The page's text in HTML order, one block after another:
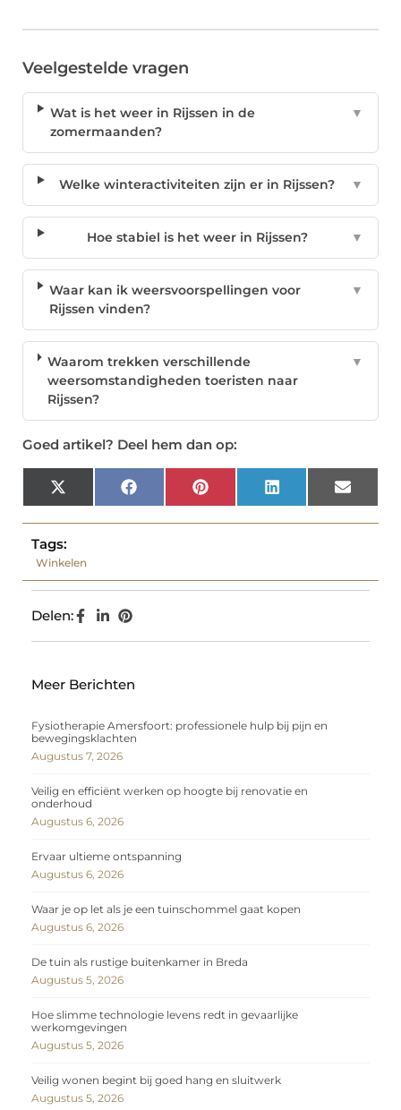
Veelgestelde vragen
Wat is het weer in Rijssen in de
zomermaanden?
▼
Welke winteractiviteiten zijn er in Rijssen? ▼
Hoe stabiel is het weer in Rijssen? ▼
Waar kan ik weersvoorspellingen voor
Rijssen vinden?
▼
Waarom trekken verschillende
weersomstandigheden toeristen naar
Rijssen?
▼
Goed artikel? Deel hem dan op:
X
(Twitter)
Facebook Pinterest LinkedIn Email
Tags:
Winkelen
Delen:
Meer Berichten
Fysiotherapie Amersfoort: professionele hulp bij pijn en
bewegingsklachten
Augustus 7, 2026
Veilig en efficiënt werken op hoogte bij renovatie en
onderhoud
Augustus 6, 2026
Ervaar ultieme ontspanning
Augustus 6, 2026
Waar je op let als je een tuinschommel gaat kopen
Augustus 6, 2026
De tuin als rustige buitenkamer in Breda
Augustus 5, 2026
Hoe slimme technologie levens redt in gevaarlijke
werkomgevingen
Augustus 5, 2026
Veilig wonen begint bij goed hang en sluitwerk
Augustus 5, 2026